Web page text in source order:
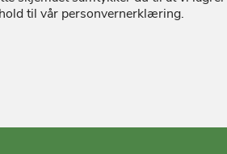
til vår personvernerklæring.